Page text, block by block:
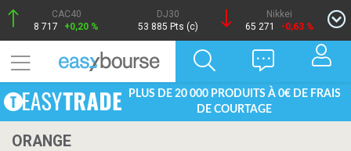
CAC40
8 717
+0,20 %
DJ30
53 885 Pts (c)
Nikkei
65 271
-0,63 %
PLUS DE 20 000 PRODUITS À 0€ DE FRAIS
DE COURTAGE
ORANGE